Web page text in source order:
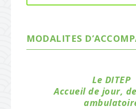
MODALITES
Le DITEP
Accueil de jour,